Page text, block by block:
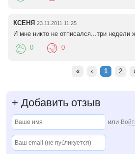
КСЕНЯ 23.11.2011 11:25
И мне никто не отписался...три недели
0 0
« ‹ 1 2 ›
+ Добавить отзыв
или